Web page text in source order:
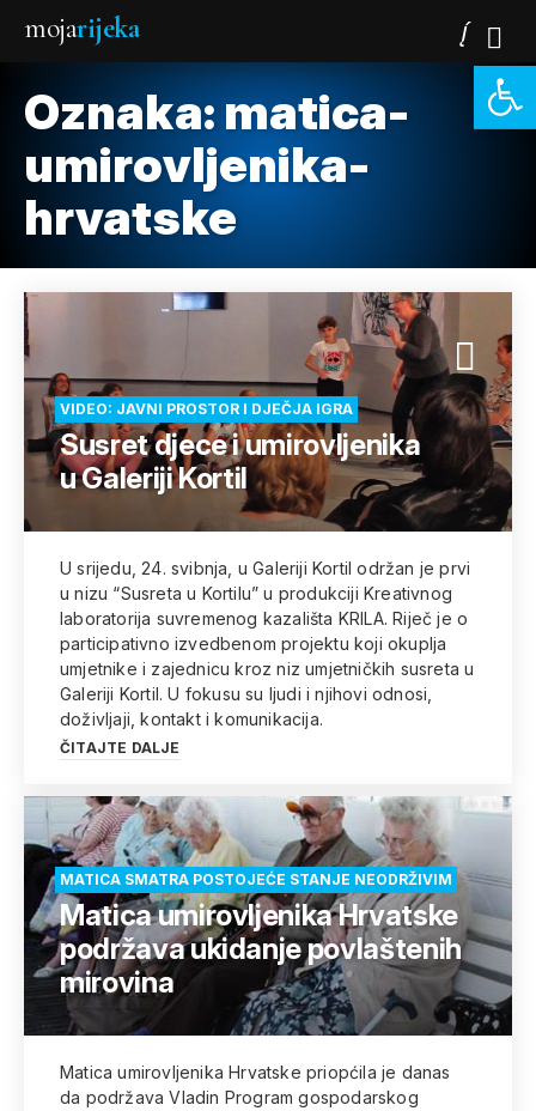
mojarijeka
Oznaka: matica-
umirovljenika-
hrvatske
VIDEO: JAVNI PROSTOR I DJEČJA IGRA
Susret djece i umirovljenika
u Galeriji Kortil
U srijedu, 24. svibnja, u Galeriji Kortil održan je prvi
u nizu “Susreta u Kortilu” u produkciji Kreativnog
laboratorija suvremenog kazališta KRILA. Riječ je o
participativno izvedbenom projektu koji okuplja
umjetnike i zajednicu kroz niz umjetničkih susreta u
Galeriji Kortil. U fokusu su ljudi i njihovi odnosi,
doživljaji, kontakt i komunikacija.
ČITAJTE DALJE
MATICA SMATRA POSTOJEĆE STANJE NEODRŽIVIM
Matica umirovljenika Hrvatske
podržava ukidanje povlaštenih
mirovina
Matica umirovljenika Hrvatske priopćila je danas
da podržava Vladin Program gospodarskog